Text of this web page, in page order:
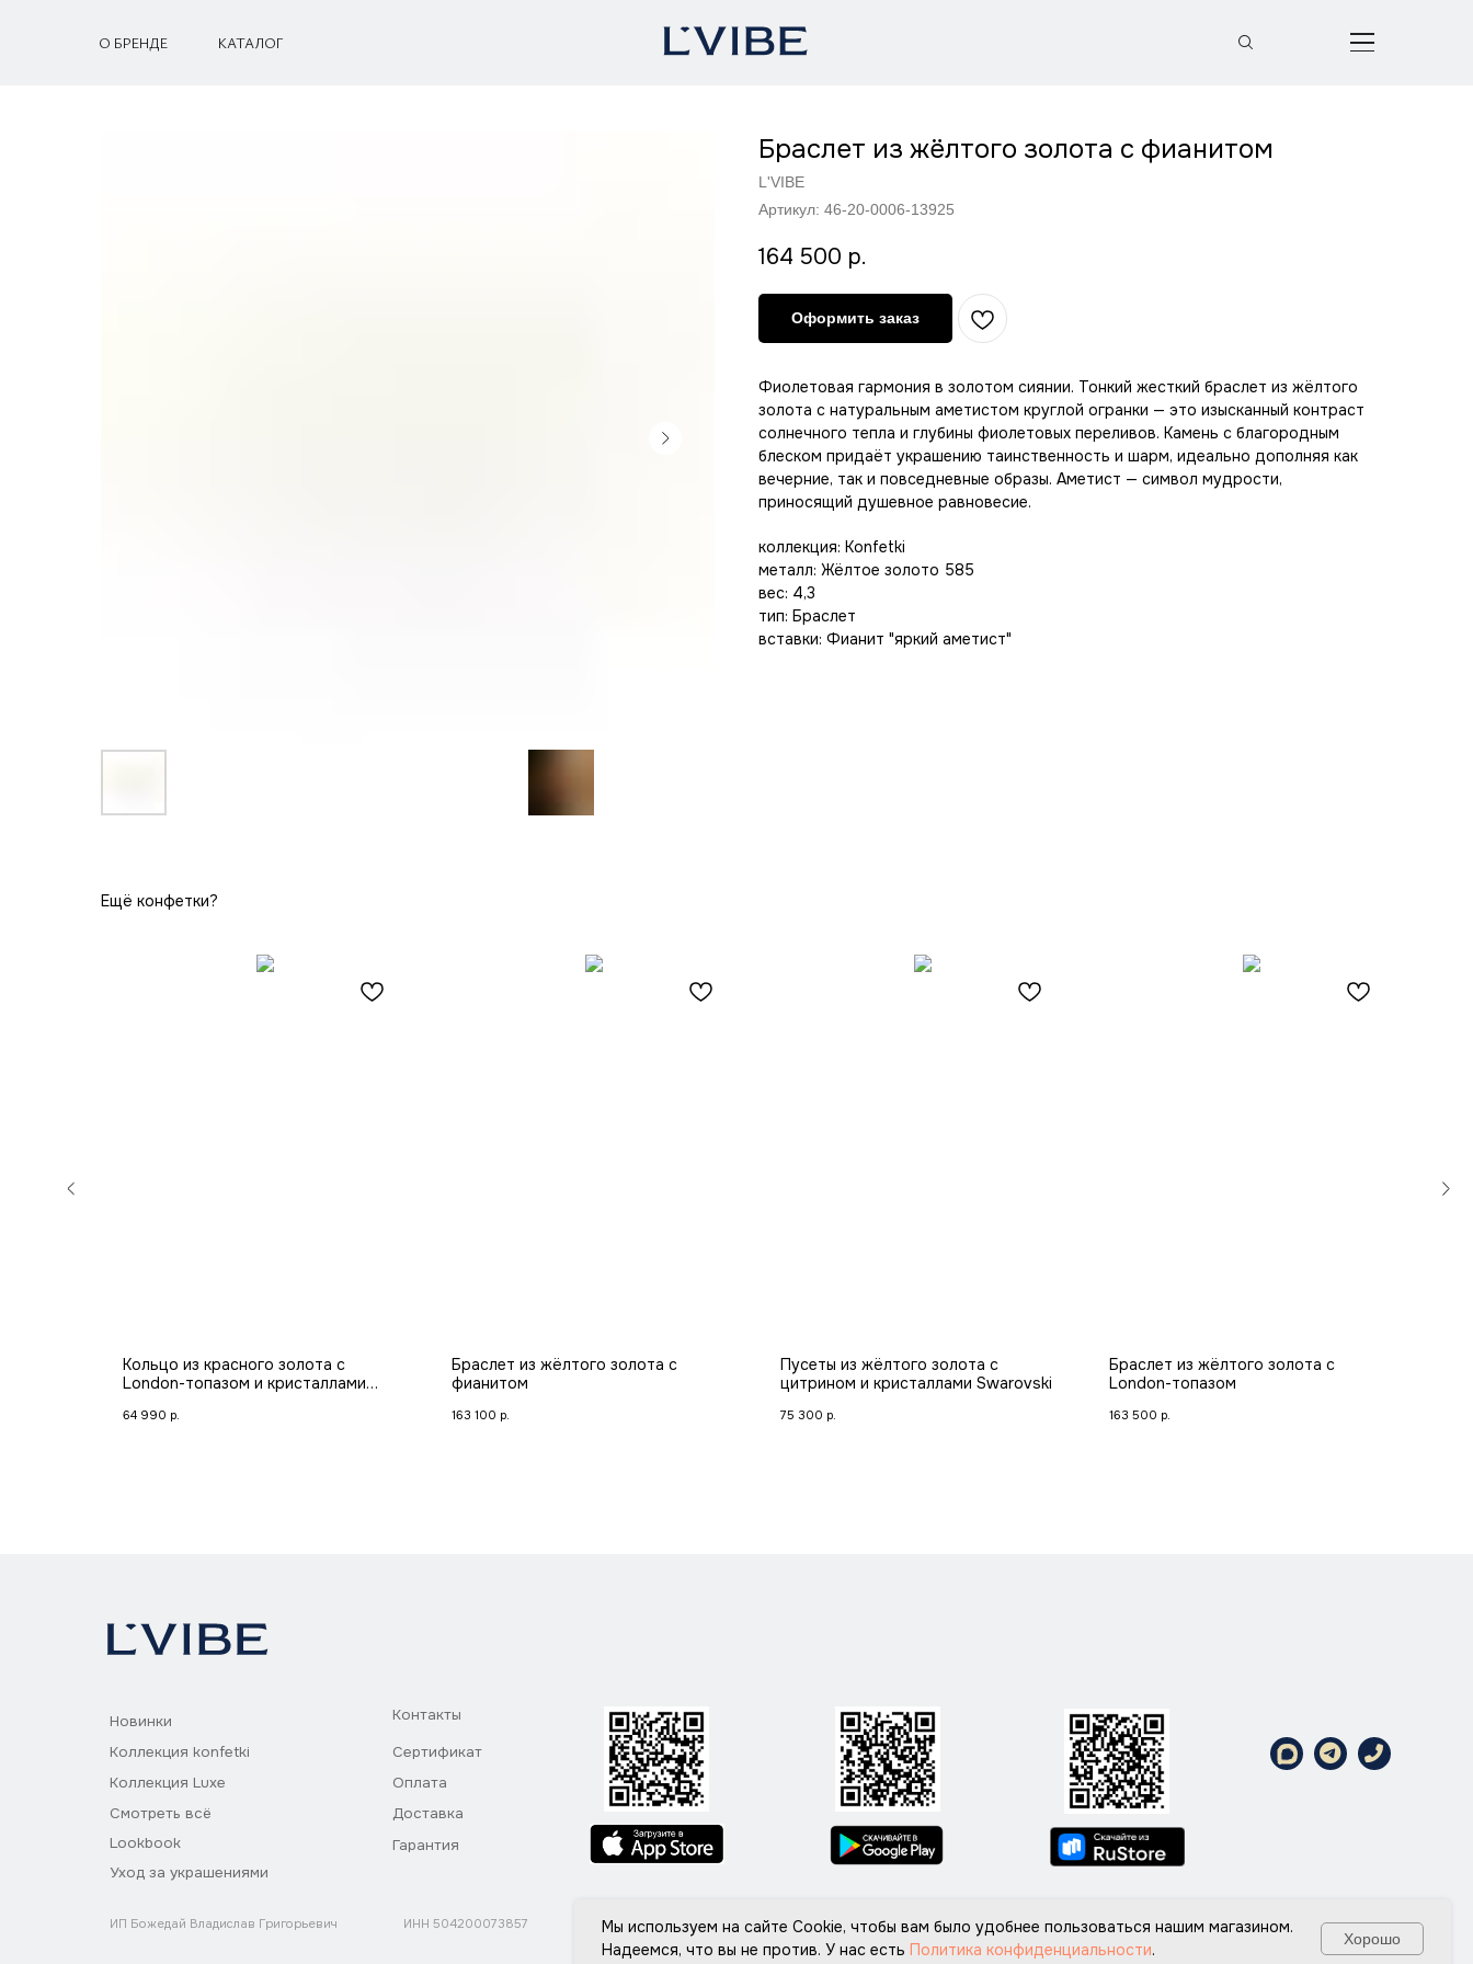
КАТАЛОГ
О БРЕНДЕ
Браслет из жёлтого золота с фианитом
L'VIBE
Артикул: 46-20-0006-13925
164 500 р.
Оформить заказ
Фиолетовая гармония в золотом сиянии. Тонкий жесткий браслет из жёлтого
золота с натуральным аметистом круглой огранки — это изысканный контраст
солнечного тепла и глубины фиолетовых переливов. Камень с благородным
блеском придаёт украшению таинственность и шарм, идеально дополняя как
вечерние, так и повседневные образы. Аметист — символ мудрости,
приносящий душевное равновесие.
коллекция: Konfetki
металл: Жёлтое золото 585
вес: 4,3
тип: Браслет
вставки: Фианит "яркий аметист"
Ещё конфетки?
Кольцо из красного золота с
London-топазом и кристаллами
64 990 р.
Браслет из жёлтого золота с
фианитом
163 100 р.
Пусеты из жёлтого золота с
цитрином и кристаллами Swarovski
75 300 р.
Браслет из жёлтого золота с
London-топазом
163 500 р.
Lookbook
Смотреть всё
ИП Божедай Владислав Григорьевич ИНН 504200073857 ОГРНИП 324774600113061
Политика конфедециальности
Мы используем на сайте Cookie, чтобы вам было удобнее пользоваться нашим магазином.
Надеемся, что вы не против. У нас есть Политика конфиденциальности.
Хорошо